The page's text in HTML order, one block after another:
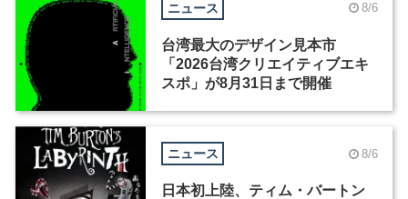
ニュース 8/6
台湾最大のデザイン見本市
「2026台湾クリエイティブエキ
スポ」が8月31日まで開催
ニュース 8/6
日本初上陸、ティム・バートン